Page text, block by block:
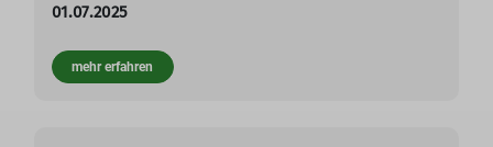
01.07.2025
mehr erfahren